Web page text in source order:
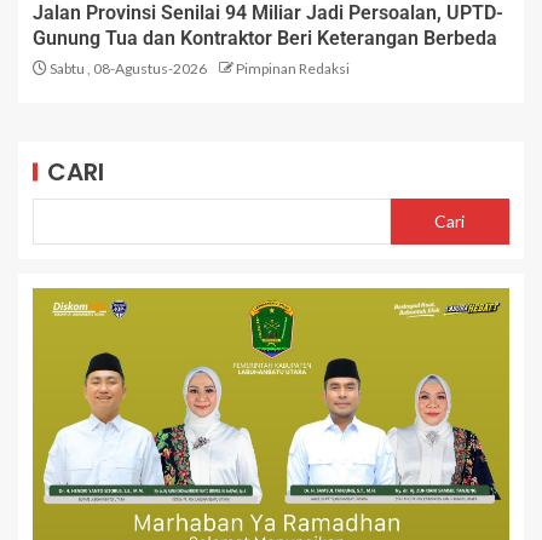
Jalan Provinsi Senilai 94 Miliar Jadi Persoalan, UPTD-
Gunung Tua dan Kontraktor Beri Keterangan Berbeda
Sabtu , 08-Agustus-2026 Pimpinan Redaksi
CARI
Cari